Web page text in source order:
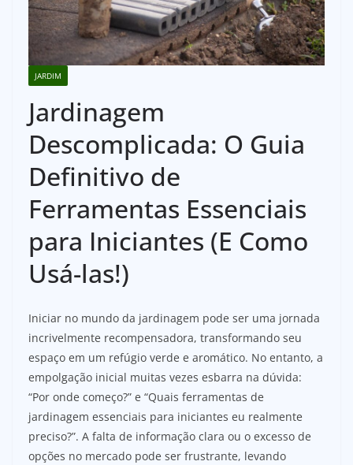
JARDIM
Jardinagem
Descomplicada: O Guia
Definitivo de
Ferramentas Essenciais
para Iniciantes (E Como
Usá-las!)
Iniciar no mundo da jardinagem pode ser uma jornada
incrivelmente recompensadora, transformando seu
espaço em um refúgio verde e aromático. No entanto, a
empolgação inicial muitas vezes esbarra na dúvida:
“Por onde começo?” e “Quais ferramentas de
jardinagem essenciais para iniciantes eu realmente
preciso?”. A falta de informação clara ou o excesso de
opções no mercado pode ser frustrante, levando